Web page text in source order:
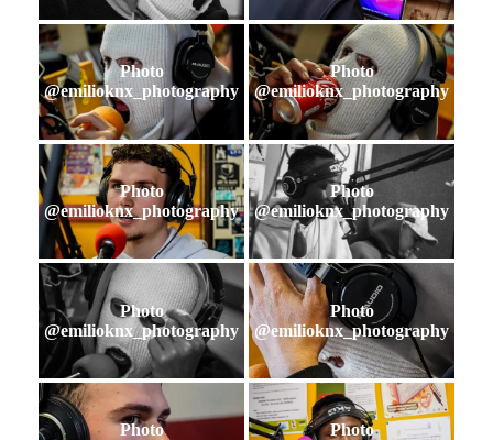
Photo
@emilioknx_photography
Photo
@emilioknx_photography
Photo
@emilioknx_photography
Photo
@emilioknx_photography
Photo
@emilioknx_photography
Photo
@emilioknx_photography
Photo
Photo